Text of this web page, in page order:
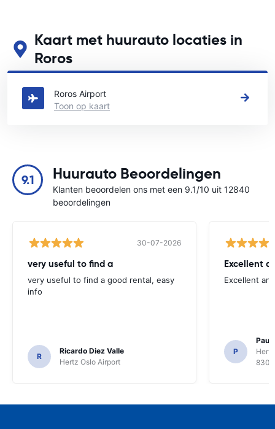
Kaart met huurauto locaties in
Roros
Zie onze belangrijkste autoverhuur locaties in Roros
Roros Airport
Toon op kaart
9.1 Huurauto Beoordelingen
Klanten beoordelen ons met een 9.1/10 uit 12840
beoordelingen
30-07-2026
very useful to find a
very useful to find a good rental, easy
info
R
Ricardo Diez Valle
Hertz Oslo Airport
Excellent
Excellent
P
Paul
8300